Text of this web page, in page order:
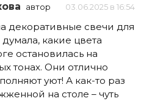
автор 03.06.2025 в 16:54
декоративные свечи для
какие цвета
остановилась на
тонах. Они отлично
уют! А как-то раз
на столе – чуть